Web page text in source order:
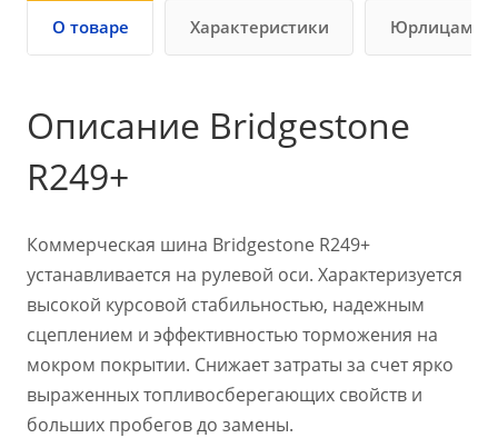
О товаре Характеристики Юрлицам
Описание Bridgestone
R249+
Коммерческая шина Bridgestone R249+
устанавливается на рулевой оси. Характеризуется
высокой курсовой стабильностью, надежным
сцеплением и эффективностью торможения на
мокром покрытии. Снижает затраты за счет ярко
выраженных топливосберегающих свойств и
больших пробегов до замены.